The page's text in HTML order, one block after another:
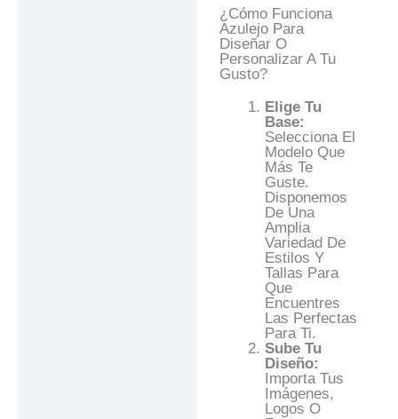
¿Cómo Funciona
Azulejo Para
Diseñar O
Personalizar A Tu
Gusto?
Elige Tu
Base:
Selecciona El
Modelo Que
Más Te
Guste.
Disponemos
De Una
Amplia
Variedad De
Estilos Y
Tallas Para
Que
Encuentres
Las Perfectas
Para Ti.
Sube Tu
Diseño:
Importa Tus
Imágenes,
Logos O